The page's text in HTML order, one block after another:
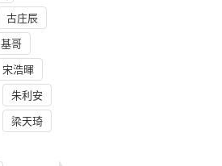
古庄辰
基哥
宋浩暉
朱利安
梁天琦